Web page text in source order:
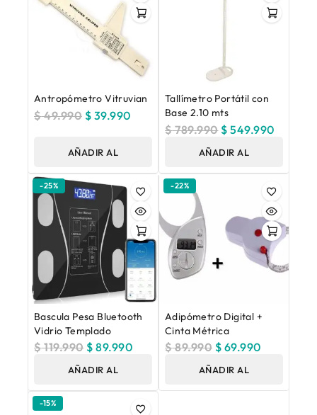
Antropómetro Vitruvian
$49.990 $ 39.990
AÑADIR AL
CARRITO
Tallímetro Portátil con
Base 2.10 mts
$789.990 $ 549.990
AÑADIR AL
CARRITO
-25%
Bascula Pesa Bluetooth
Vidrio Templado
$119.990 $ 89.990
AÑADIR AL
CARRITO
-22%
Adipómetro Digital +
Cinta Métrica
$89.990 $ 69.990
AÑADIR AL
CARRITO
-15%